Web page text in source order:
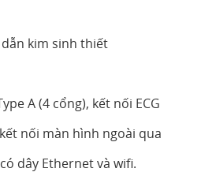
kim sinh thiết
A (4 cổng), kết nối ECG
nối màn hình ngoài qua
dây Ethernet và wifi.